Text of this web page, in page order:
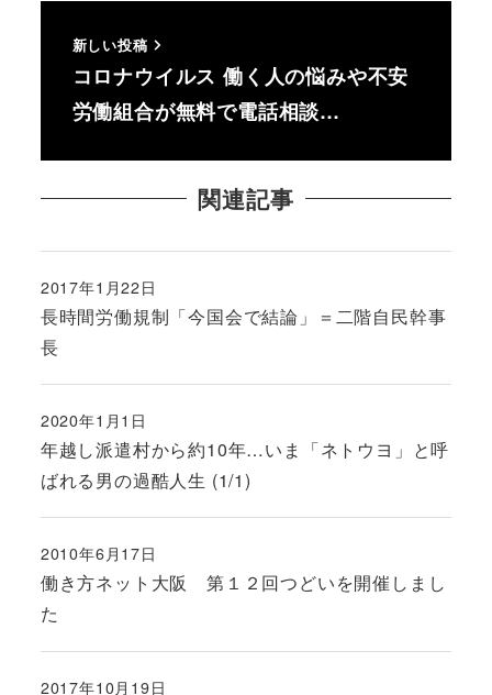
新しい投稿
コロナウイルス 働く人の悩みや不安
労働組合が無料で電話相談…
関連記事
長時間労働規制「今国会で結論」＝二階自民幹事
長
投稿日
2017年1月22日
年越し派遣村から約10年…いま「ネトウヨ」と呼
ばれる男の過酷人生 (1/1)
投稿日
2020年1月1日
働き方ネット大阪 第１２回つどいを開催しまし
た
投稿日
2010年6月17日
2017年10月19日